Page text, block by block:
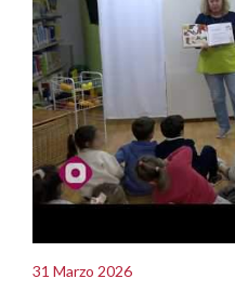
31 Marzo 2026